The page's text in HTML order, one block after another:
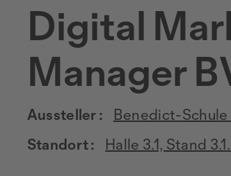
Digital
Manager
Aussteller :
Benedict-Schule
Standort :
Halle 3.1, Stand